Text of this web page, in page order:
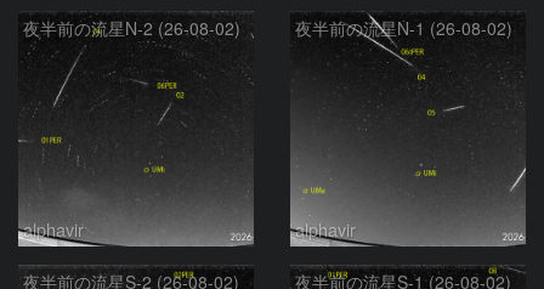
夜半前の流星N-2 (26-08-02)
alphavir
夜半前の流星N-1 (26-08-02)
alphavir
夜半前の流星S-2 (26-08-02) 夜半前の流星S-1 (26-08-02)